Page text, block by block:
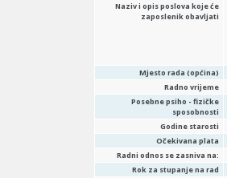
Naziv i opis poslova koje će
zaposlenik obavljati
Mjesto rada (općina)
Radno vrijeme
Posebne psiho - fizičke
sposobnosti
Godine starosti
Očekivana plata
Radni odnos se zasniva na:
Rok za stupanje na rad